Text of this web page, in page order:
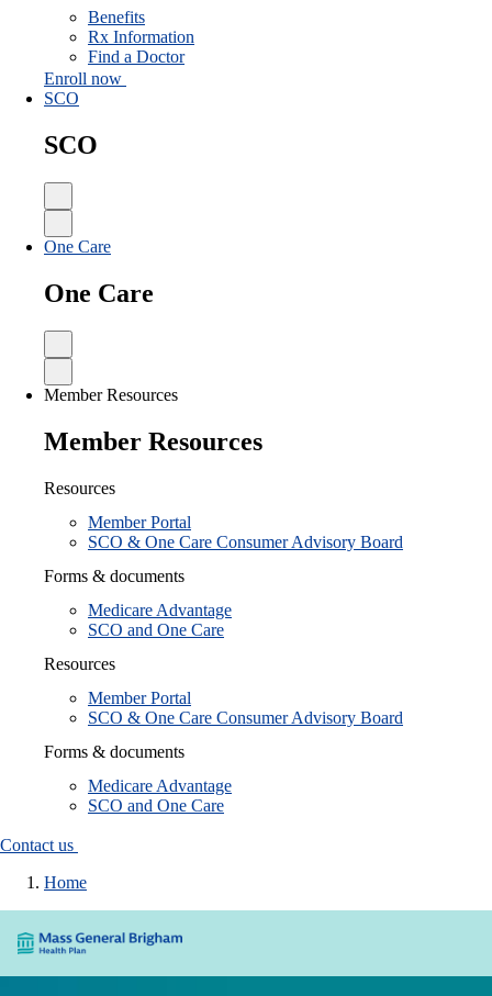
Benefits
Rx Information
Find a Doctor
Enroll now
SCO
SCO
One Care
One Care
Member Resources
Member Resources
Resources
Member Portal
SCO & One Care Consumer Advisory Board
Forms & documents
Medicare Advantage
SCO and One Care
Resources
Member Portal
SCO & One Care Consumer Advisory Board
Forms & documents
Medicare Advantage
SCO and One Care
Contact us
Home